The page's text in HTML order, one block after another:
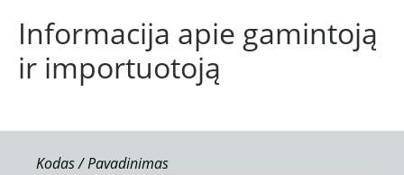
Informacija apie gamintoją
ir importuotoją
Kodas / Pavadinimas